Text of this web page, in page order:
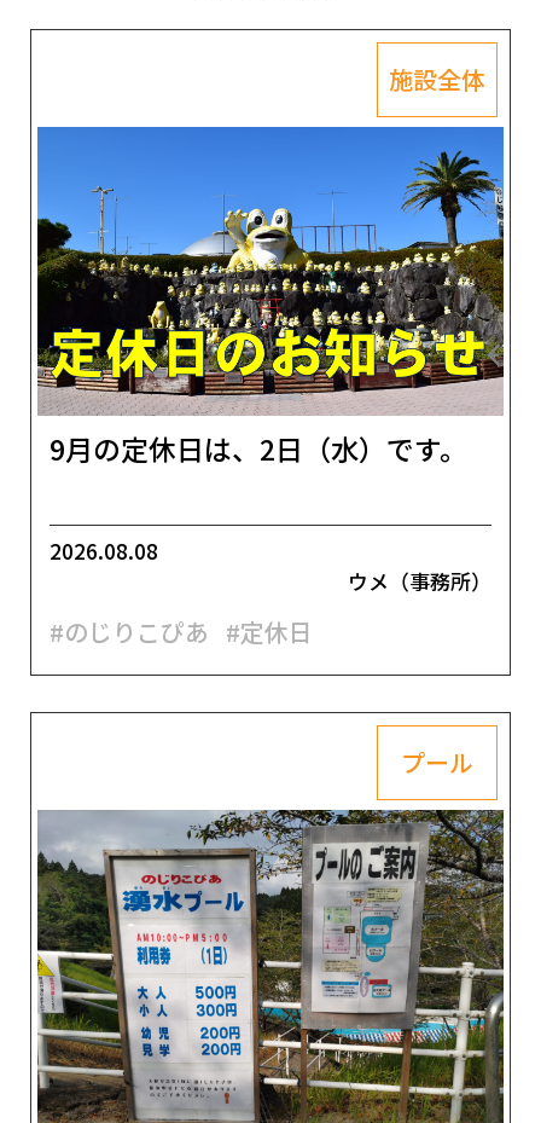
施設全体
9月の定休日は、2日（水）です。
2026.08.08
ウメ（事務所）
#のじりこぴあ #定休日
プール